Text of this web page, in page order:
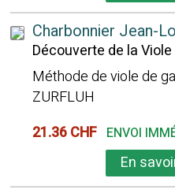
Charbonnier Jean-
Découverte de la
Méthode de viole de
ZURFLUH
21.36 CHF ENVOI
En